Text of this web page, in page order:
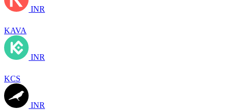
INR
KAVA
INR
KCS
INR